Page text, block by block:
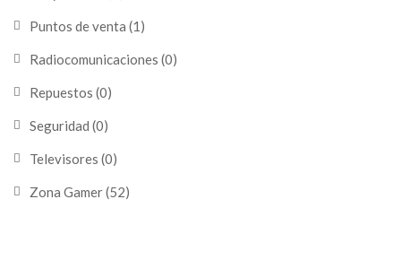
Puntos de venta (1)
Radiocomunicaciones (0)
Repuestos (0)
Seguridad (0)
Televisores (0)
Zona Gamer(52)